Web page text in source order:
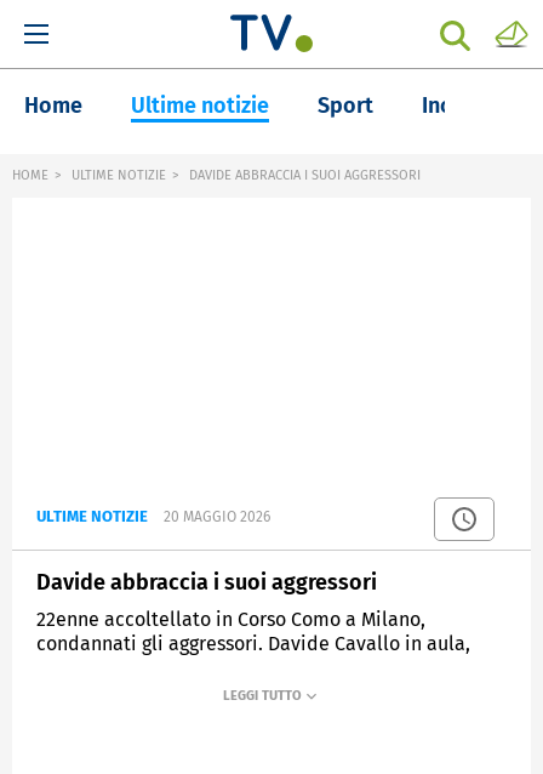
Home Ultime notizie Sport Inchieste
HOME ULTIME NOTIZIE DAVIDE ABBRACCIA I SUOI AGGRESSORI
ULTIME NOTIZIE 20 MAGGIO 2026
Davide abbraccia i suoi aggressori
22enne accoltellato in Corso Como a Milano,
condannati gli aggressori. Davide Cavallo in aula,